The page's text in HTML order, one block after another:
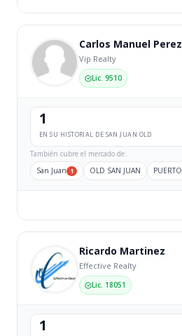
Carlos Manuel Perez
Vip Realty
Lic. 9510
1
EN SU HISTORIAL DE SAN JUAN OLD
También cubre el mercado de:
San Juan 1 OLD SAN JUAN PUERTO
Ricardo Martinez
Effective Realty
Lic. 18051
1